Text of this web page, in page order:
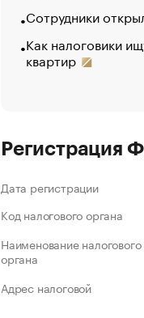
Сотрудники
Как налоговики
квартир
Регистрация
Дата регистрации
Код налогового органа
Наименование налогового
органа
Адрес налоговой